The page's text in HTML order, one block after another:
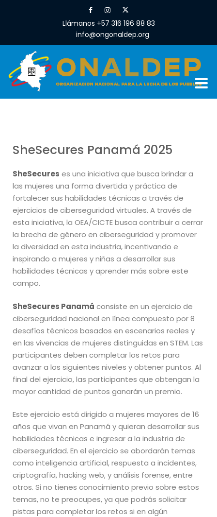
Llámanos +57 316 196 88 83
info@ongonaldep.org
SheSecures Panamá 2025
SheSecures es una iniciativa que busca brindar a
las mujeres una forma divertida y práctica de
fortalecer sus habilidades técnicas a través de
ejercicios de ciberseguridad virtuales. A través de
esta iniciativa, la OEA/CICTE busca contribuir a cerrar
la brecha de género en ciberseguridad y promover
la diversidad en esta industria, incentivando e
inspirando a mujeres y niñas a desarrollar sus
habilidades técnicas y aprender más sobre este
campo.
SheSecures Panamá consiste en un ejercicio de
ciberseguridad nacional en línea compuesto por 8
desafíos técnicos basados en escenarios reales y
en las vivencias de mujeres distinguidas en STEM. Las
participantes deben completar los retos para
avanzar a los siguientes niveles y obtener puntos. Al
final del ejercicio, las participantes que obtengan la
mayor cantidad de puntos ganarán un premio.
Este ejercicio está dirigido a mujeres mayores de 16
años que vivan en Panamá y quieran desarrollar sus
habilidades técnicas e ingresar a la industria de
ciberseguridad. En el ejercicio se abordarán temas
como inteligencia artificial, respuesta a incidentes,
criptografía, hacking web, y análisis forense, entre
otros. Si no tienes conocimiento previo sobre estos
temas, no te preocupes, ya que podrás solicitar
pistas para completar los retos si en algún